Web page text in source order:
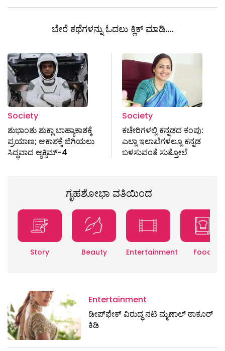
ಬೇರೆ ಕಥೆಗಳನ್ನು ಓದಲು ಕ್ಲಿಕ್ ಮಾಡಿ....
Society
ಶುಭಾಂಶು ಶುಕ್ಲಾ ಬಾಹ್ಯಾಕಾಶಕ್ಕೆ
ಪ್ರಯಾಣ; ಆಕಾಶಕ್ಕೆ ಜಿಗಿಯಲು
ಸಿದ್ಧವಾದ ಆ್ಯಕ್ಸಿಮ್-4
Society
ಕಚೇರಿಗಳಲ್ಲಿ ಕನ್ನಡದ ಕಂಪು:
ಎಲ್ಲಾ ಇಲಾಖೆಗಳಲ್ಲೂ ಕನ್ನಡ
ಬಳಸುವಂತೆ ಸುತ್ತೋಲೆ
ಗೃಹಶೋಭಾ ವತಿಯಿಂದ
Story Beauty Entertainment Food
Entertainment
ಡೀಪ್‌ಫೇಕ್ ವಿರುದ್ಧ ನಟಿ ಮೃಣಾಲ್ ಠಾಕೂರ್
ಕಿಡಿ